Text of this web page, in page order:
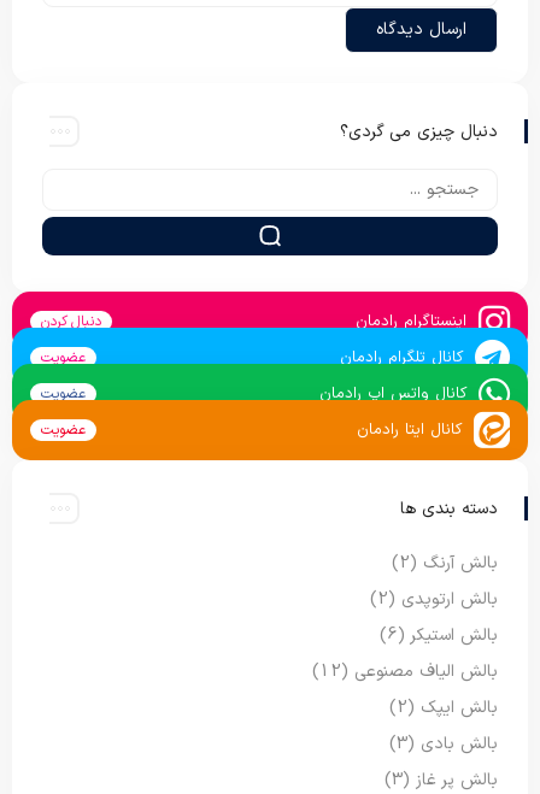
دنبال چیزی می گردی؟
اینستاگرام رادمان دنبال کردن
کانال تلگرام رادمان عضویت
کانال واتس اپ رادمان عضویت
کانال ایتا رادمان عضویت
دسته بندی ها
بالش آرنگ (2)
بالش ارتوپدی (2)
بالش استیکر (6)
بالش الیاف مصنوعی (12)
بالش ایپک (2)
بالش بادی (3)
بالش پر غاز (3)